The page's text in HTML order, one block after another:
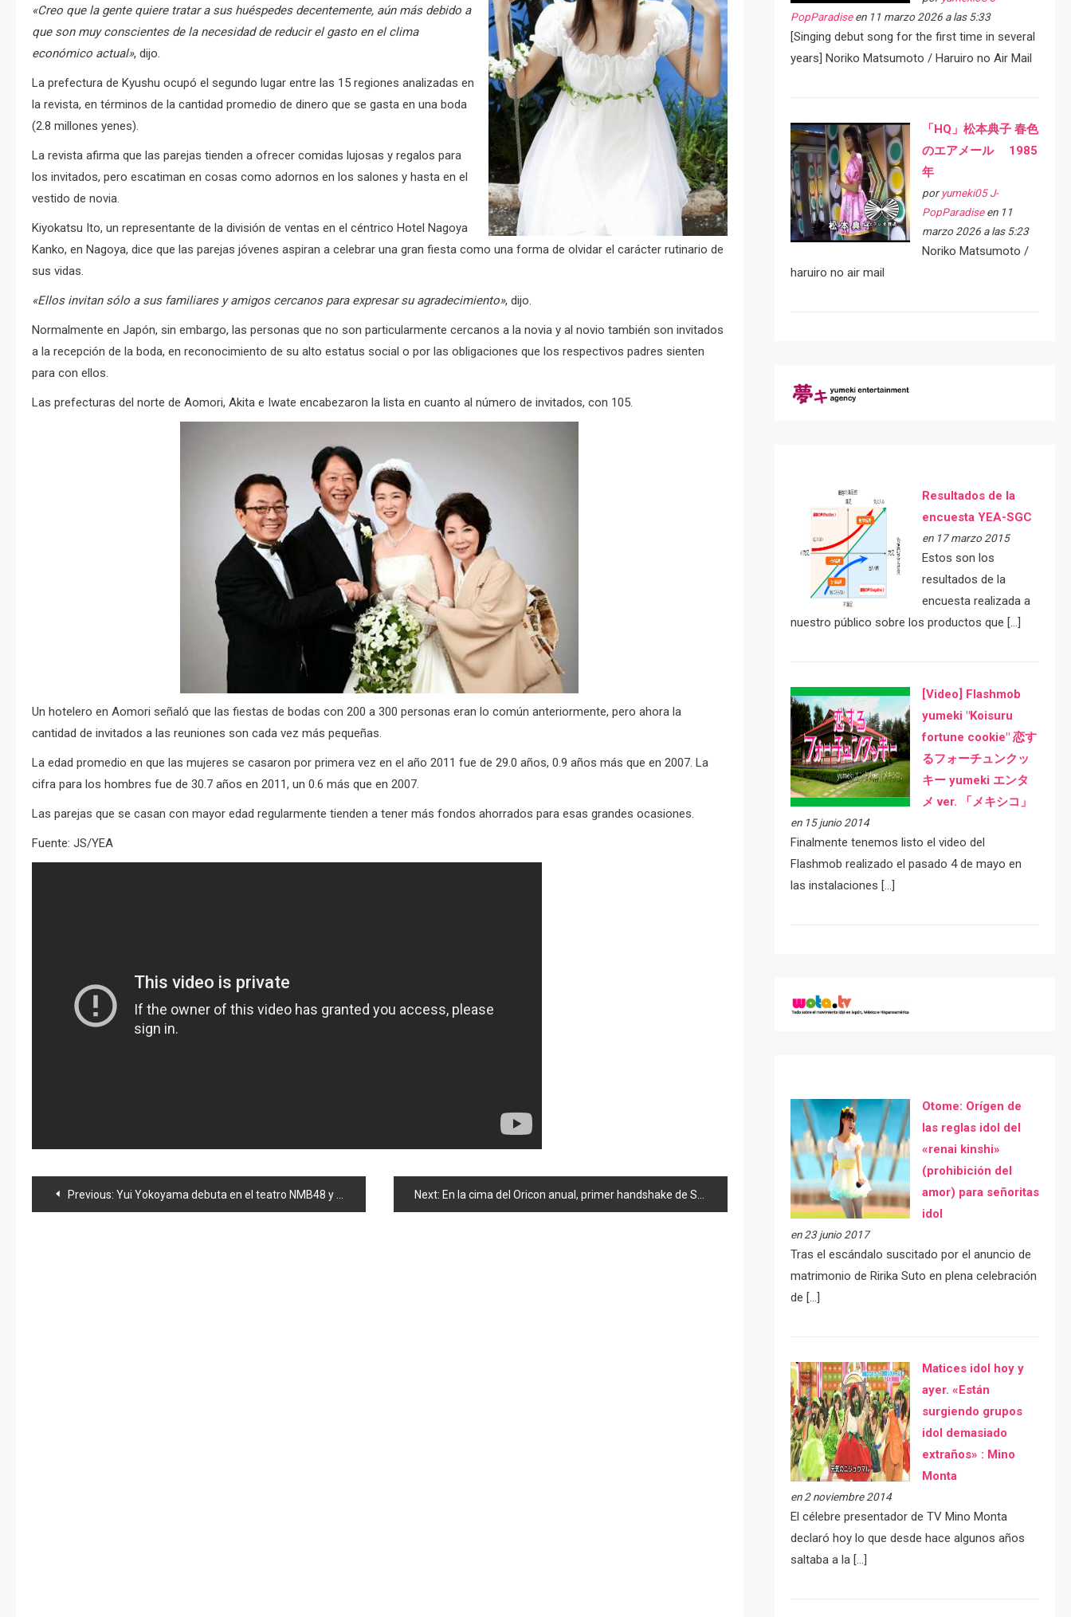
«Creo que la gente quiere tratar a sus huéspedes decentemente, aún más debido a
que son muy conscientes de la necesidad de reducir el gasto en el clima
económico actual», dijo.
La prefectura de Kyushu ocupó el segundo lugar entre las 15 regiones analizadas en
la revista, en términos de la cantidad promedio de dinero que se gasta en una boda
(2.8 millones yenes).
La revista afirma que las parejas tienden a ofrecer comidas lujosas y regalos para
los invitados, pero escatiman en cosas como adornos en los salones y hasta en el
vestido de novia.
Kiyokatsu Ito, un representante de la división de ventas en el céntrico Hotel Nagoya
Kanko, en Nagoya, dice que las parejas jóvenes aspiran a celebrar una gran fiesta como una forma de olvidar el carácter rutinario de
sus vidas.
«Ellos invitan sólo a sus familiares y amigos cercanos para expresar su agradecimiento», dijo.
Normalmente en Japón, sin embargo, las personas que no son particularmente cercanos a la novia y al novio también son invitados
a la recepción de la boda, en reconocimiento de su alto estatus social o por las obligaciones que los respectivos padres sienten
para con ellos.
Las prefecturas del norte de Aomori, Akita e Iwate encabezaron la lista en cuanto al número de invitados, con 105.
Un hotelero en Aomori señaló que las fiestas de bodas con 200 a 300 personas eran lo común anteriormente, pero ahora la
cantidad de invitados a las reuniones son cada vez más pequeñas.
La edad promedio en que las mujeres se casaron por primera vez en el año 2011 fue de 29.0 años, 0.9 años más que en 2007. La
cifra para los hombres fue de 30.7 años en 2011, un 0.6 más que en 2007.
Las parejas que se casan con mayor edad regularmente tienden a tener más fondos ahorrados para esas grandes ocasiones.
Fuente: JS/YEA
Navegación
Previous: Yui Yokoyama debuta en el teatro NMB48 y sencillo debut solista de «Takamina» Next: En la cima del Oricon anual, primer handshake de SNH48 y cubiertas de «No Sleeves»
PopParadiseen 11 marzo 2026 a las 5:33
[Singing debut song for the first time in several
years] Noriko Matsumoto / Haruiro no Air Mail
「HQ」松本典子 春色
のエアメール 1985
年
por yumeki05 J-
PopParadiseen 11
marzo 2026 a las 5:23
Noriko Matsumoto /
haruiro no air mail
Resultados de la
encuesta YEA-SGC
en 17 marzo 2015
Estos son los
resultados de la
encuesta realizada a
nuestro público sobre los productos que […]
[Video] Flashmob
yumeki "Koisuru
fortune cookie" 恋す
るフォーチュンクッ
キー yumeki エンタ
メ ver. 「メキシコ」
en 15 junio 2014
Finalmente tenemos listo el video del
Flashmob realizado el pasado 4 de mayo en
las instalaciones […]
Otome: Orígen de
las reglas idol del
«renai kinshi»
(prohibición del
amor) para señoritas
idol
en 23 junio 2017
Tras el escándalo suscitado por el anuncio de
matrimonio de Ririka Suto en plena celebración
de […]
Matices idol hoy y
ayer. «Están
surgiendo grupos
idol demasiado
extraños» : Mino
Monta
en 2 noviembre 2014
El célebre presentador de TV Mino Monta
declaró hoy lo que desde hace algunos años
saltaba a la […]